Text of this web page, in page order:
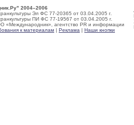
2004–2006
Эл ФС 77-20365 от 03.04.2005 г.
ПИ ФС 77-19567 от 03.04.2005 г.
«Международник», агентство PR и информации
к материалам | Реклама | Наши кнопки